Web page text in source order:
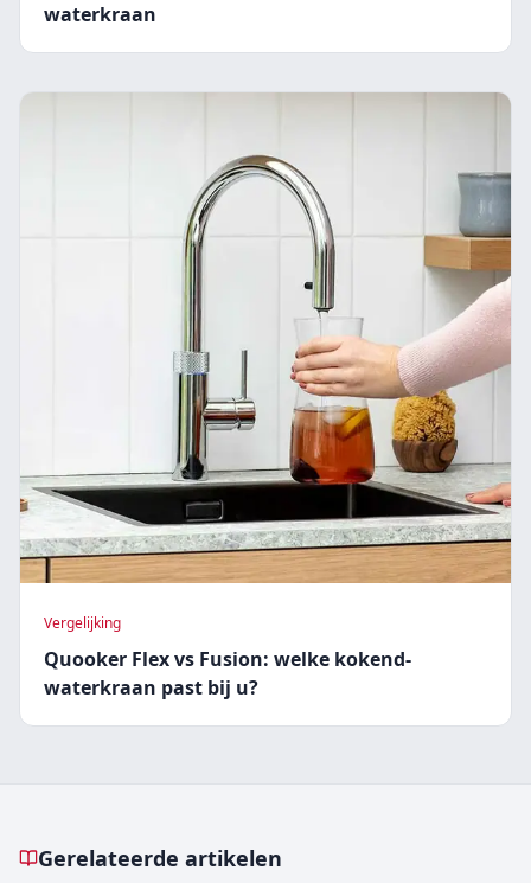
waterkraan
Vergelijking
Quooker Flex vs Fusion: welke kokend-
waterkraan past bij u?
Gerelateerde artikelen
Gerelateerde artikelen